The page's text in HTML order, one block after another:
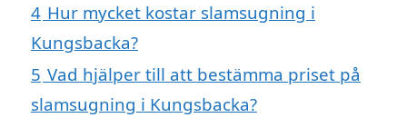
4 Hur mycket kostar slamsugning i
Kungsbacka?
5 Vad hjälper till att bestämma priset på
slamsugning i Kungsbacka?